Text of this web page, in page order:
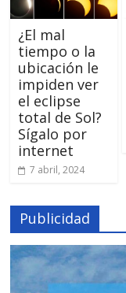
¿El mal
tiempo o la
ubicación le
impiden ver
el eclipse
total de Sol?
Sígalo por
internet
7 abril, 2024
Publicidad